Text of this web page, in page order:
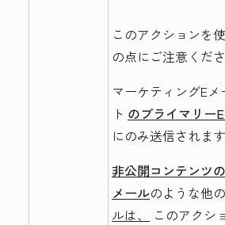
このアクションを
の点にご注意くださ
マーケティングE
ト のプライマリー
にのみ送信されます
非公開コンテンツ
メールのような他
ルは、
このアクシ